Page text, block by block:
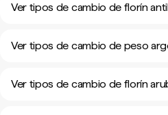
Ver tipos de cambio de florín
Ver tipos de cambio de peso
Ver tipos de cambio de florín